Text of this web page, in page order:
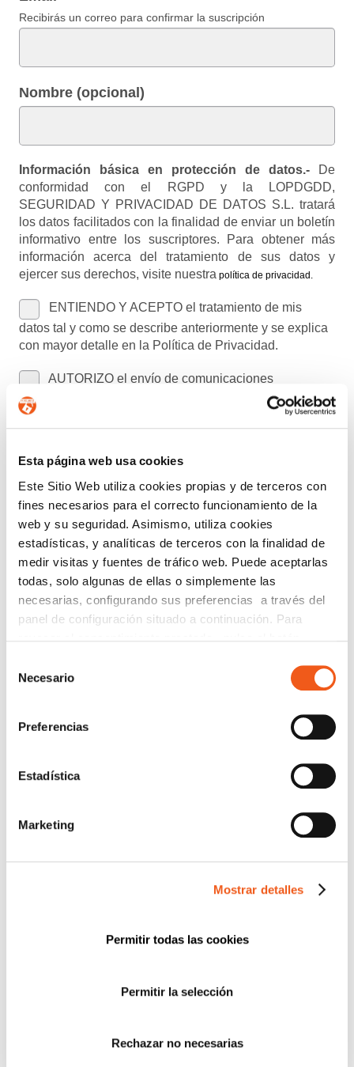
Esta página web usa cookies
Este Sitio Web utiliza cookies propias y de terceros con
fines necesarios para el correcto funcionamiento de la
web y su seguridad. Asimismo, utiliza cookies
estadísticas, y analíticas de terceros con la finalidad de
medir visitas y fuentes de tráfico web. Puede aceptarlas
todas, solo algunas de ellas o simplemente las
necesarias, configurando sus preferencias a través del
panel de configuración situado a continuación. Para
consultar nuestra política de cookies
política de cookies
Necesario
Preferencias
Estadística
Marketing
Mostrar detalles
Permitir todas las cookies
Permitir la selección
Rechazar no necesarias
Recibirás un correo para confirmar la suscripción
Nombre (opcional)
Información básica en protección de datos.- De
conformidad con el RGPD y la LOPDGDD,
SEGURIDAD Y PRIVACIDAD DE DATOS S.L. tratará
los datos facilitados con la finalidad de enviar un boletín
informativo entre los suscriptores. Para obtener más
información acerca del tratamiento de sus datos y
ejercer sus derechos, visite nuestra política de privacidad
ENTIENDO Y ACEPTO el tratamiento de mis
datos tal y como se describe anteriormente y se explica
con mayor detalle en la Política de Privacidad.
AUTORIZO el envío de comunicaciones
comerciales.
Buscar:
ACUERDOS Y COLABORACIONES
AVISOS
CIBERSEGURIDAD
CONSULTORA RGPD
DERECHOS RGPD
ENTREVISTAS
IGUALDAD
PUBLICACIONES JURÍDICAS
WEBINARS Y PONENCIAS